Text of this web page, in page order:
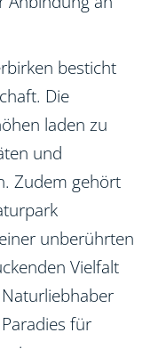
besticht
Die
laden zu
und
Zudem gehört
unberührten
Vielfalt
für